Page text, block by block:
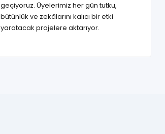
geçiyoruz. Üyelerimiz her gün tutku,
bütünlük ve zekâlarını kalıcı bir etki
yaratacak projelere aktarıyor.